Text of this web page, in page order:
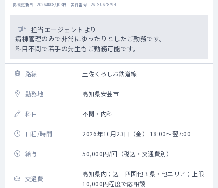
掲載更新日 : 2026年08月03日 案件番号 : 26-SU648794
担当エージェントより
病棟管理のみで非常にゆったりとしたご勤務です。
科目不問で若手の先生もご勤務可能です。
路線 土佐くろしお鉄道線
勤務地 高知県安芸市
科目 不問・内科
日程/時間 2026年10月23日（金） 18:00～翌7:00
給与 50,000円/回（税込・交通費別）
交通費
高知県内；込｜四国他３県・他エリア；上限
10,000円程度で応相談